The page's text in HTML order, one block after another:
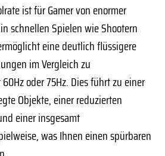
ist für Gamer von enormer
schnellen Spielen wie Shootern
eine deutlich flüssigere
im Vergleich zu
oder 75Hz. Dies führt zu einer
Objekte, einer reduzierten
einer insgesamt
was Ihnen einen spürbaren